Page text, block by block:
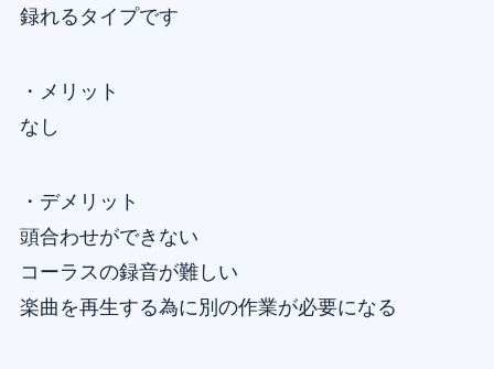
録れるタイプです
・メリット
なし
・デメリット
頭合わせができない
コーラスの録音が難しい
楽曲を再生する為に別の作業が必要になる